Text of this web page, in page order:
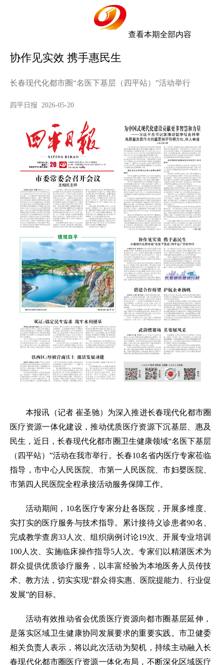
查看本期全部内容
协作见实效 携手惠民生
长春现代化都市圈“名医下基层（四平站）”活动举行
四平日报 2026-05-20
本报讯（记者 崔圣驰）为深入推进长春现代化都市圈
医疗资源一体化建设，推动优质医疗资源下沉基层、惠及
民生，近日，长春现代化都市圈卫生健康领域“名医下基层
（四平站）”活动在我市举行。长春10名省内医疗专家莅临
指导，市中心人民医院、市第一人民医院、市妇婴医院、
市第四人民医院全程承接活动服务保障工作。
活动期间，10名医疗专家分赴各医院，开展多维度、
实打实的医疗服务与技术指导。累计接待义诊患者90名、
完成教学查房33人次、组织病例讨论19次、开展专业培训
100人次、实施临床操作指导5人次。专家们以精湛医术为
群众提供优质诊疗服务，以丰富经验为本地医务人员传技
术、教方法，切实实现“群众得实惠、医院提能力、行业促
发展”的目标。
活动有效推动省会优质医疗资源向都市圈基层延伸，
是落实区域卫生健康协同发展要求的重要实践。市卫健委
相关负责人表示，将以此次活动为契机，持续主动融入长
春现代化都市圈医疗资源一体化布局，不断深化区域医疗